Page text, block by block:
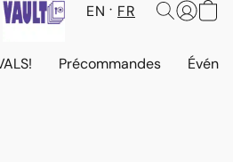
EN FR
Précommandes